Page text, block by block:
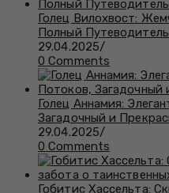
Голец Вилохвост:
Полный
29.04.2025/
0 Comments
Голец Аннамия:
Загадочный и
29.04.2025/
0 Comments
Гобитис Хассельта: